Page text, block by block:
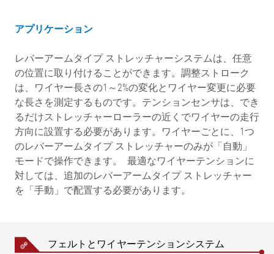
アプリケーション
レバーアームタイプ ストレッチャーシステムは、任意
の位置に取り付けることができます。調整ストローク
は、ワイヤー長さの1～2%の変化とワイヤー変更に必要
な長さを測定するものです。テンションセンサは、でき
るだけストレッチャーローラーの近くでワイヤーの走行
方向に設置する必要があります。ワイヤーごとに、1つ
のレバーアームタイプ ストレッチャーのみが「自動」
モードで操作できます。 最適なワイヤーテンションに
対しては、追加のレバーアームタイプ ストレッチャー
を「手動」で配置する必要があります。
フェルトとワイヤーテンションシステム